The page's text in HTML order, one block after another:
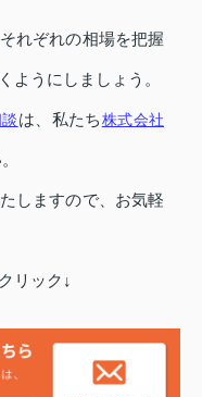
れぞれの相場を把握
ようにしましょう。
は、私たち株式会社
しますので、お気軽
リック↓